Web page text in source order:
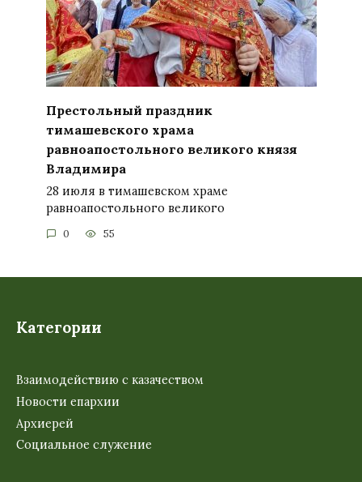
Престольный праздник
тимашевского храма
равноапостольного великого князя
Владимира
28 июля в тимашевском храме
равноапостольного великого
0 55
Категории
Взаимодействию с казачеством
Новости епархии
Архиерей
Социальное служение